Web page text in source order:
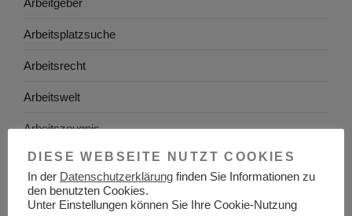
Arbeitsplatzsuche
Arbeitsrecht
Arbeitswelt
Arbeitszeugnis
Ausbildung
Baden-Württemberg
DIESE WEBSEITE NUTZT COOKIES
In der Datenschutzerklärung finden Sie Informationen zu
den benutzten Cookies.
Unter Einstellungen können Sie Ihre Cookie-Nutzung